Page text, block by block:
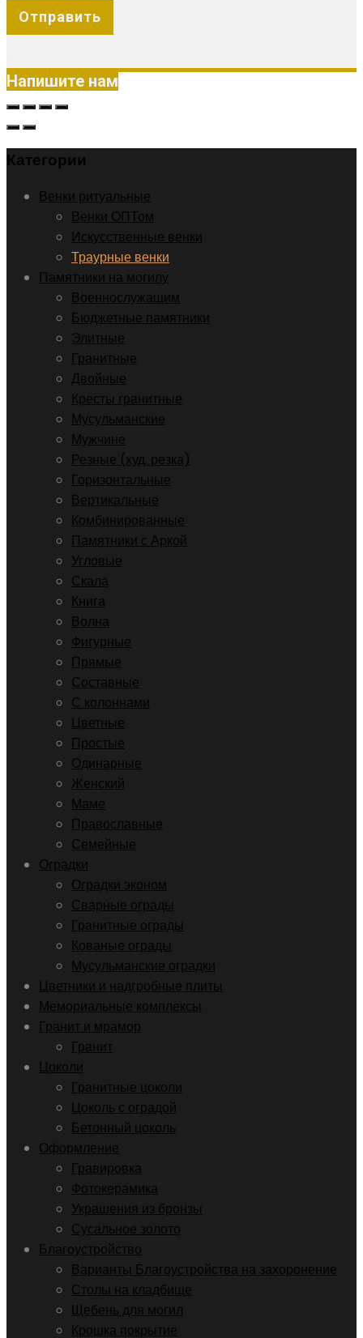
Напишите нам
Категории
Венки ритуальные
Венки ОПТом
Искусственные венки
Траурные венки
Памятники на могилу
Военнослужащим
Бюджетные памятники
Элитные
Гранитные
Двойные
Кресты гранитные
Мусульманские
Мужчине
Резные (худ. резка)
Горизонтальные
Вертикальные
Комбинированные
Памятники с Аркой
Угловые
Скала
Книга
Волна
Фигурные
Прямые
Составные
С колоннами
Цветные
Простые
Одинарные
Женский
Маме
Православные
Семейные
Оградки
Оградки эконом
Сварные ограды
Гранитные ограды
Кованые ограды
Мусульманские оградки
Цветники и надгробные плиты
Мемориальные комплексы
Гранит и мрамор
Гранит
Цоколи
Гранитные цоколи
Цоколь с оградой
Бетонный цоколь
Оформление
Гравировка
Фотокерамика
Украшения из бронзы
Сусальное золото
Благоустройство
Варианты Благоустройства на захоронение
Столы на кладбище
Щебень для могил
Крошка покрытие